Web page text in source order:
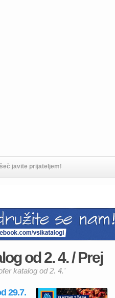
javite prijateljem!
od 2. 4. / Prej
katalog od 2. 4.'
29.7.